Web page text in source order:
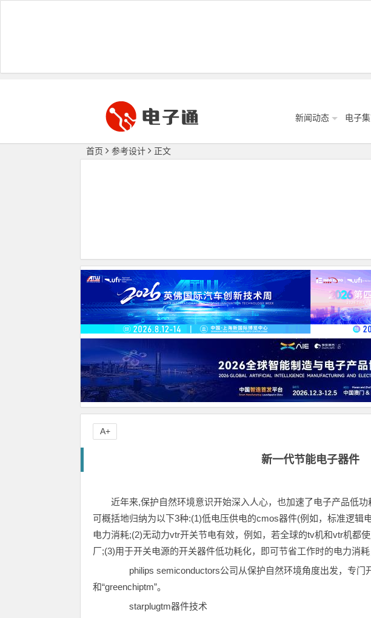
新闻动态 电子
首页 参考设计 正文
新一代节能电子器件
近年来,保护自然环境意识开始深入人心，也加速了电子产品低功
可概括地归纳为以下3种:(1)低电压供电的cmos器件(例如，标准逻辑
电力消耗;(2)无动力vtr开关节电有效，例如，若全球的tv机和vtr机都
厂;(3)用于开关电源的开关器件低功耗化，即可节省工作时的电力消耗
philips semiconductors公司从保护自然环境角度出发，专门
和“greenchiptm”。
starplugtm器件技术
A+